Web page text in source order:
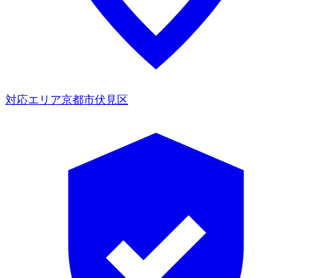
対応エリア京都市伏見区